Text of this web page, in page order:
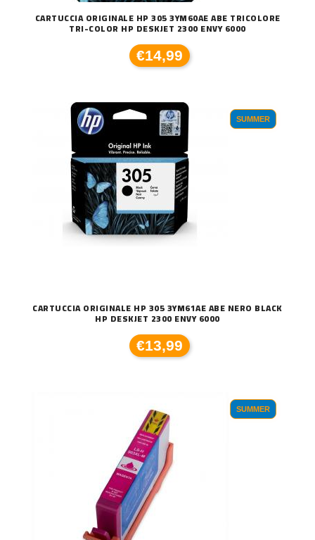
CARTUCCIA ORIGINALE HP 305 3YM60AE ABE TRICOLORE
TRI-COLOR HP DESKJET 2300 ENVY 6000
€14,99
SUMMER
CARTUCCIA ORIGINALE HP 305 3YM61AE ABE NERO BLACK
HP DESKJET 2300 ENVY 6000
€13,99
SUMMER